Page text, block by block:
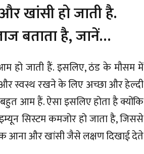
खांसी हो जाती है.
बताता है, जानें…
हो जाती हैं. इसलिए, ठंड के मौसम में
और स्वस्थ रखने के लिए अच्छा और हेल्दी
आम हैं. ऐसा इसलिए होता है क्योंकि
सिस्टम कमजोर हो जाता है, जिससे
आना और खांसी जैसे लक्षण दिखाई देते